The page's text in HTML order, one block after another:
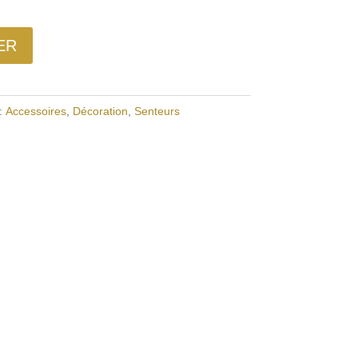
Accessoires, Décoration Senteurs